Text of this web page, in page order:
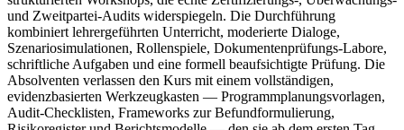
und Zweitpartei-Audits widerspiegeln. Die Durchführung
kombiniert lehrergeführten Unterricht, moderierte Dialoge,
Szenariosimulationen, Rollenspiele, Dokumentenprüfungs-Labore,
schriftliche Aufgaben und eine formell beaufsichtigte Prüfung. Die
Absolventen verlassen den Kurs mit einem vollständigen,
evidenzbasierten Werkzeugkasten — Programmplanungsvorlagen,
Audit-Checklisten, Frameworks zur Befundformulierung,